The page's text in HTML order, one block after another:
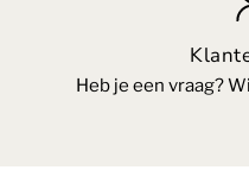
Heb je een vraag?